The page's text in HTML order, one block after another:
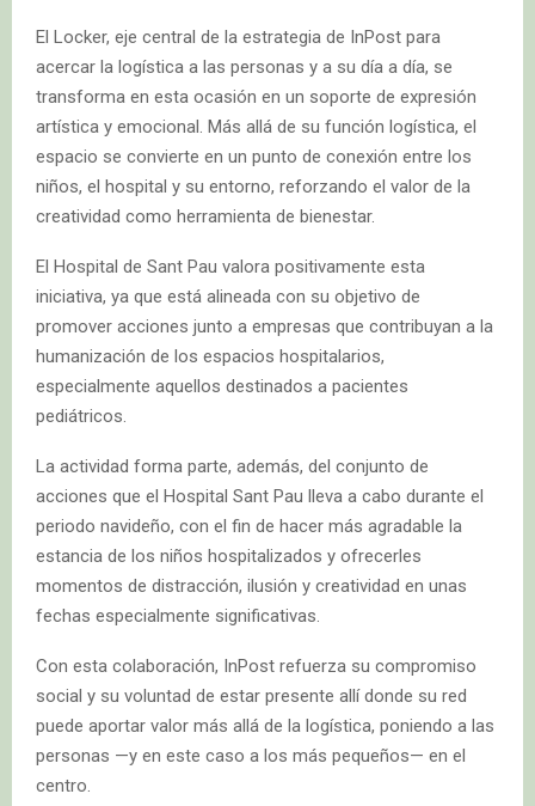
El Locker, eje central de la estrategia de InPost para
acercar la logística a las personas y a su día a día, se
transforma en esta ocasión en un soporte de expresión
artística y emocional. Más allá de su función logística, el
espacio se convierte en un punto de conexión entre los
niños, el hospital y su entorno, reforzando el valor de la
creatividad como herramienta de bienestar.
El Hospital de Sant Pau valora positivamente esta
iniciativa, ya que está alineada con su objetivo de
promover acciones junto a empresas que contribuyan a la
humanización de los espacios hospitalarios,
especialmente aquellos destinados a pacientes
pediátricos.
La actividad forma parte, además, del conjunto de
acciones que el Hospital Sant Pau lleva a cabo durante el
periodo navideño, con el fin de hacer más agradable la
estancia de los niños hospitalizados y ofrecerles
momentos de distracción, ilusión y creatividad en unas
fechas especialmente significativas.
Con esta colaboración, InPost refuerza su compromiso
social y su voluntad de estar presente allí donde su red
puede aportar valor más allá de la logística, poniendo a las
personas —y en este caso a los más pequeños— en el
centro.